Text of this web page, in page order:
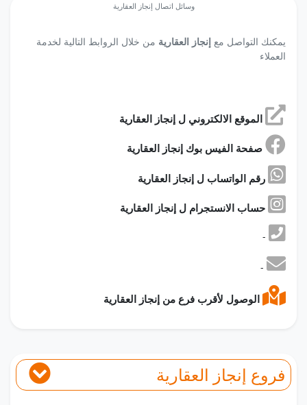
وسائل اتصال إنجاز العقارية
يمكنك التواصل مع إنجاز العقارية من خلال الروابط التالية لخدمة
العملاء
-
-
فروع إنجاز العقارية